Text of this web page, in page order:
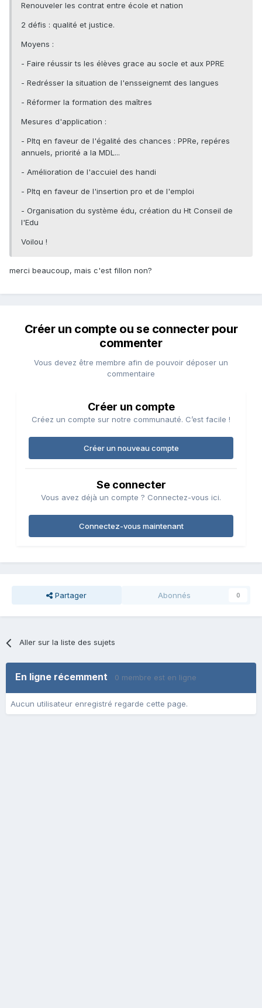
Renouveler les contrat entre école et nation
2 défis : qualité et justice.
Moyens :
- Faire réussir ts les élèves grace au socle et aux PPRE
- Redrésser la situation de l'ensseignemt des langues
- Réformer la formation des maîtres
Mesures d'application :
- Pltq en faveur de l'égalité des chances : PPRe, repéres
annuels, priorité a la MDL...
- Amélioration de l'accuiel des handi
- Pltq en faveur de l'insertion pro et de l'emploi
- Organisation du système édu, création du Ht Conseil de
l'Edu
Voilou !
merci beaucoup, mais c'est fillon non?
Créer un compte ou se connecter pour
commenter
Vous devez être membre afin de pouvoir déposer un
commentaire
Créer un compte
Créez un compte sur notre communauté. C’est facile !
Créer un nouveau compte
Se connecter
Vous avez déjà un compte ? Connectez-vous ici.
Connectez-vous maintenant
Partager Abonnés 0
Aller sur la liste des sujets
En ligne récemment 0 membre est en ligne
Aucun utilisateur enregistré regarde cette page.